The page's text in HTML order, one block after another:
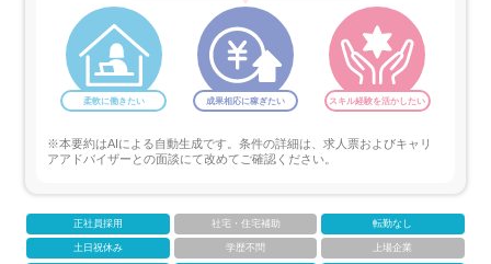
柔軟に働きたい 成果相応に稼ぎたい スキル経験を活かしたい
※本要約はAIによる自動生成です。条件の詳細は、求人票およびキャリ
アアドバイザーとの面談にて改めてご確認ください。
正社員採用 社宅・住宅補助 転勤なし
土日祝休み 学歴不問 上場企業